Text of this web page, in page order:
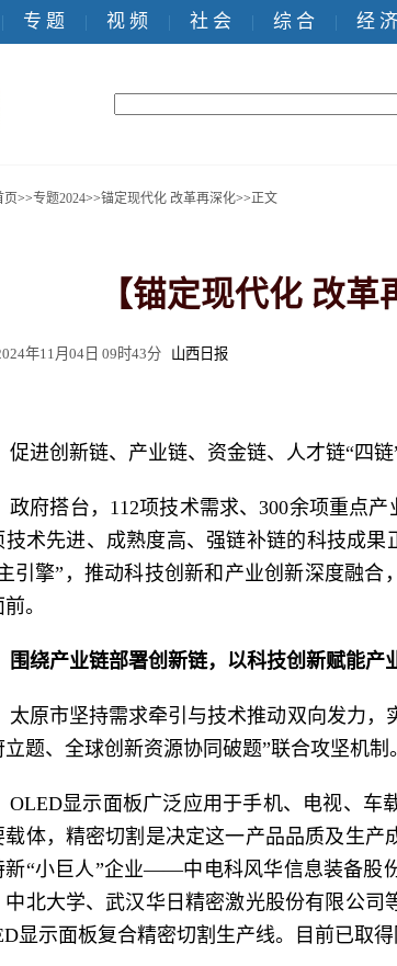
| 专 题 | 视 频 | 社 会 | 综 合 | 经 济
页>>专题2024>>锚定现代化 改革再深化>>正文
【锚定现代化 改
年11月04日 09时43分 山西日报
促进创新链、产业链、资金链、人才链“四
政府搭台，112项技术需求、300余项重点
技术先进、成熟度高、强链补链的科技成
引擎”，推动科技创新和产业创新深度融
。
围绕产业链部署创新链，以科技创新赋能产
太原市坚持需求牵引与技术推动双向发力，
立题、全球创新资源协同破题”联合攻坚机制。
OLED显示面板广泛应用于手机、电视、车
载体，精密切割是决定这一产品品质及生
新“小巨人”企业——中电科风华信息装备股
中北大学、武汉华日精密激光股份有限公
显示面板复合精密切割生产线。目前已取得